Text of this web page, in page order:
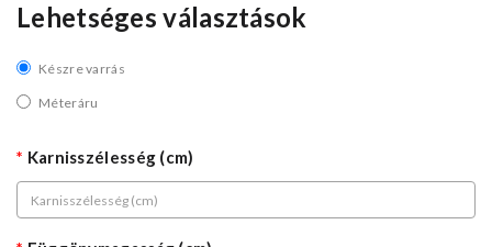
Lehetséges választások
Készre varrás
Méteráru
Karnisszélesség (cm)